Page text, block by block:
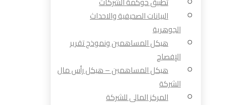
البيانات الصحيفية والاحداث
الجوهرية
هيكل المساهمين ونموذج تقرير
الإفصاح
هيكل المساهمين – هيكل رأس مال
الشركة
المركز المالى للشركة